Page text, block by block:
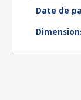
Date de